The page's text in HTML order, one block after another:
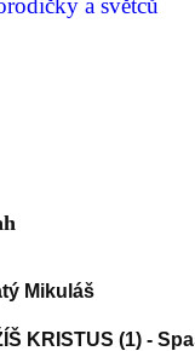
Mikuláš
KRISTUS (1) -